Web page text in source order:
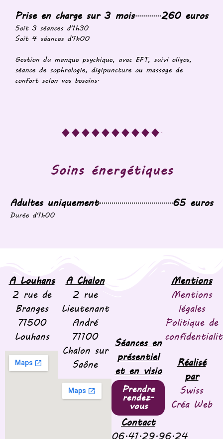
Prise en charge sur 3 mois 260 euros
Soit 3 séances d'1h30
Soit 4 séances d'1h00
Gestion du manque psychique, avec EFT, suivi oligos,
séance de sophrologie, digipuncture ou massage de
confort selon vos besoins.
Soins énergétiques
Adultes uniquement 65 euros
Durée d'1h00
A Louhans
2 rue de
Branges
71500
Louhans
A Chalon
2 rue
Lieutenant
André
71100
Chalon sur
Saône
Contact
Séances en
présentiel
et en visio
Prendre
rendez-
vous
Mentions
Mentions
légales
Politique de
Réalisé
par
Swiss
Créa Web